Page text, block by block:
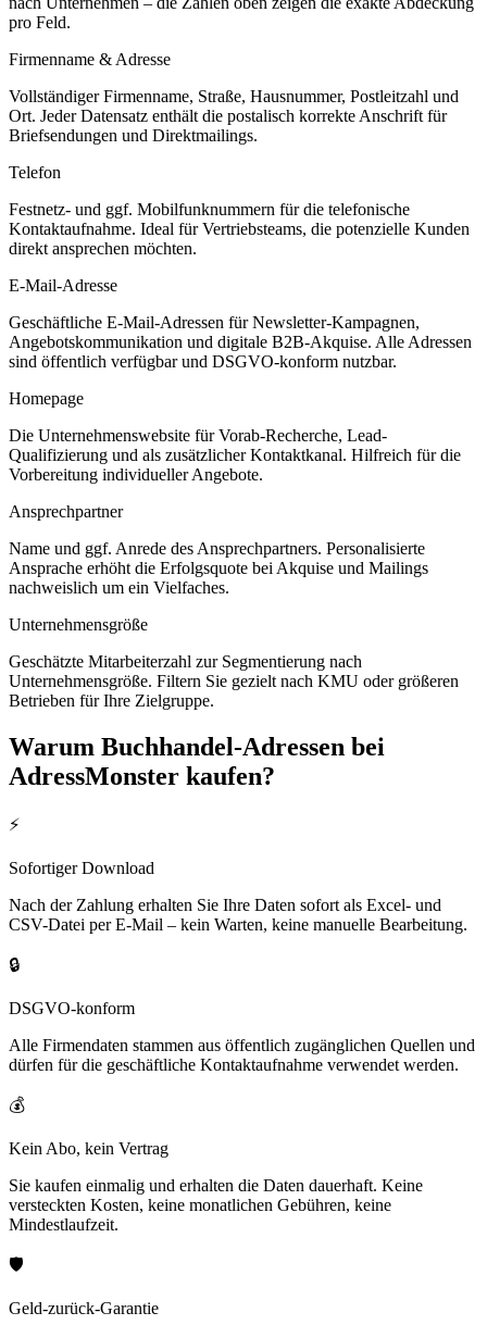
pro Feld.
Firmenname & Adresse
Vollständiger Firmenname, Straße, Hausnummer, Postleitzahl und
Ort. Jeder Datensatz enthält die postalisch korrekte Anschrift für
Briefsendungen und Direktmailings.
Telefon
Festnetz- und ggf. Mobilfunknummern für die telefonische
Kontaktaufnahme. Ideal für Vertriebsteams, die potenzielle Kunden
direkt ansprechen möchten.
E-Mail-Adresse
Geschäftliche E-Mail-Adressen für Newsletter-Kampagnen,
Angebotskommunikation und digitale B2B-Akquise. Alle Adressen
sind öffentlich verfügbar und DSGVO-konform nutzbar.
Homepage
Die Unternehmenswebsite für Vorab-Recherche, Lead-
Qualifizierung und als zusätzlicher Kontaktkanal. Hilfreich für die
Vorbereitung individueller Angebote.
Ansprechpartner
Name und ggf. Anrede des Ansprechpartners. Personalisierte
Ansprache erhöht die Erfolgsquote bei Akquise und Mailings
nachweislich um ein Vielfaches.
Unternehmensgröße
Geschätzte Mitarbeiterzahl zur Segmentierung nach
Unternehmensgröße. Filtern Sie gezielt nach KMU oder größeren
Betrieben für Ihre Zielgruppe.
Warum Buchhandel-Adressen bei
AdressMonster kaufen?
⚡
Sofortiger Download
Nach der Zahlung erhalten Sie Ihre Daten sofort als Excel- und
CSV-Datei per E-Mail – kein Warten, keine manuelle Bearbeitung.
🔒
DSGVO-konform
Alle Firmendaten stammen aus öffentlich zugänglichen Quellen und
dürfen für die geschäftliche Kontaktaufnahme verwendet werden.
💰
Kein Abo, kein Vertrag
Sie kaufen einmalig und erhalten die Daten dauerhaft. Keine
versteckten Kosten, keine monatlichen Gebühren, keine
Mindestlaufzeit.
🛡️
Geld-zurück-Garantie